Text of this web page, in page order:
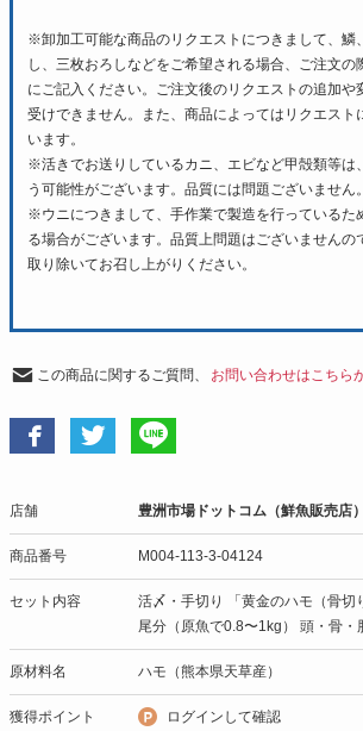
※卸加工可能な商品のリクエストにつきまして、鱗
し、三枚おろしなどをご希望される場合、ご注文の
にご記入ください。ご注文後のリクエストの追加や
受けできません。また、商品によってはリクエスト
います。
※活きでお送りしているカニ、エビなど甲殻類等は
う可能性がございます。品質には問題ございません。
※ウニにつきまして、手作業で製造を行っているた
る場合がございます。品質上問題はございませんの
取り除いてお召し上がりください。
この商品に関するご質問、 お問い合わせはこちら
店舗 豊洲市場ドットコム（鮮魚販売店）
商品番号 M004-113-3-04124
セット内容
活〆・手切り 「黄金のハモ（骨切
尾分（原魚で0.8〜1kg） 頭・骨・
原材料名 ハモ（熊本県天草産）
獲得ポイント ログインして確認